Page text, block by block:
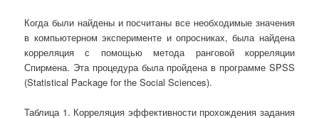
Когда были найдены и посчитаны все необходимые значения
в компьютерном эксперименте и опросниках, была найдена
корреляция с помощью метода ранговой корреляции
Спирмена. Эта процедура была пройдена в программе SPSS
(Statistical Package for the Social Sciences).
Таблица 1. Корреляция эффективности прохождения задания